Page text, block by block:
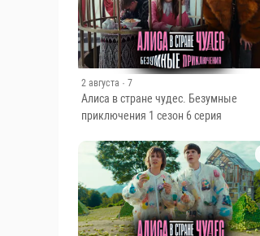
2 августа · 7
Алиса в стране чудес. Безумные
приключения 1 сезон 6 серия